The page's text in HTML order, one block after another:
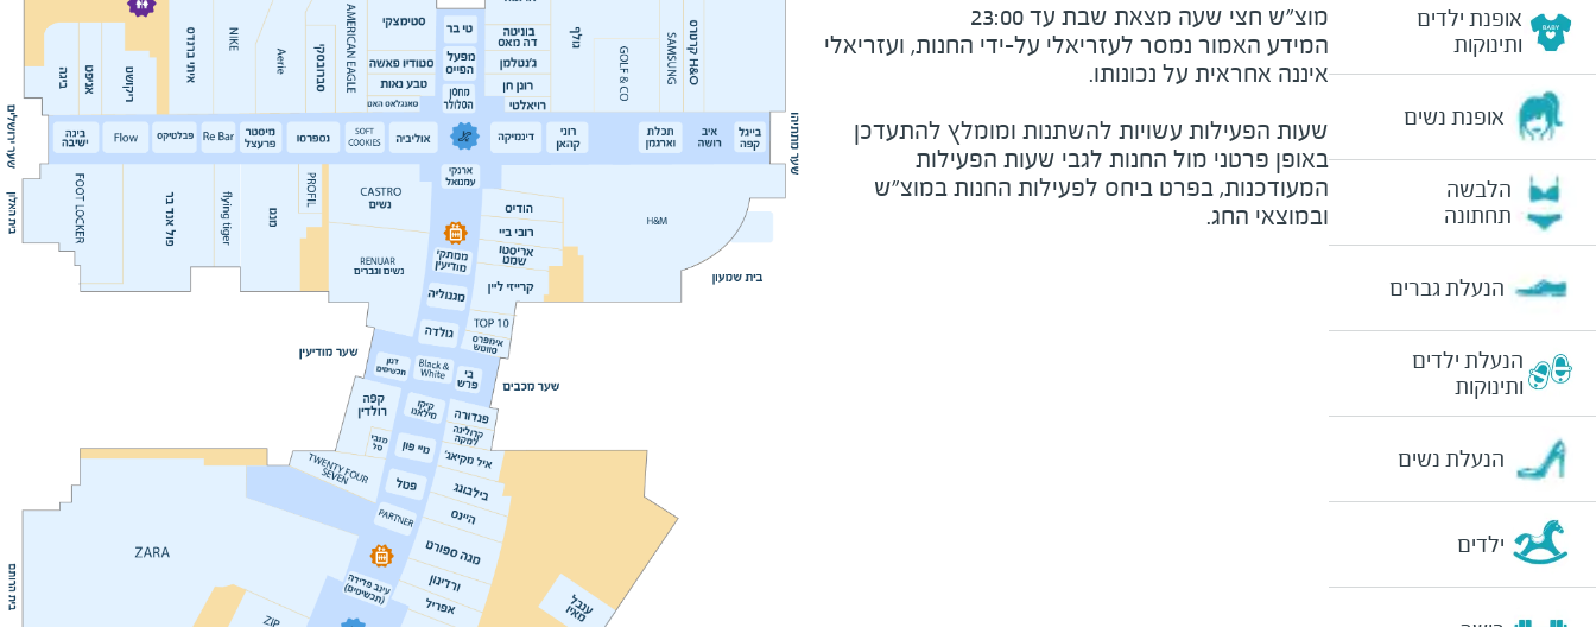
אופנת ילדים
ותינוקות
אופנת נשים
הלבשה
תחתונה
הנעלת גברים
הנעלת ילדים
ותינוקות
הנעלת נשים
ילדים
מוצ"ש חצי שעה מצאת שבת עד 23:00
המידע האמור נמסר לעזריאלי על-ידי החנות, ועזריאלי
שעות הפעילות עשויות להשתנות ומומלץ להתעדכן
באופן פרטני מול החנות לגבי שעות הפעילות
המעודכנות, בפרט ביחס לפעילות החנות במוצ"ש
ובמוצאי החג.